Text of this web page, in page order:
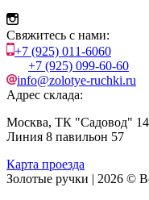
Свяжитесь с нами:
+7 (925) 011-6060
+7 (925) 099-60-60
info@zolotye-ruchki.ru
Адрес склада:
Москва, ТК "Садовод"
Линия 8 павильон 57
Карта проезда
Золотые ручки | 2026 ©